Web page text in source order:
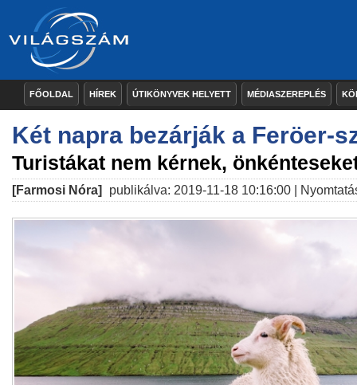
FŐOLDAL HÍREK ÚTIKÖNYVEK HELYETT MÉDIASZEREPLÉS
Két napra bezárják a Feröer-
Turistákat nem kérnek,
[Farmosi Nóra] publikálva: 2019-11-18 10:16:00 |